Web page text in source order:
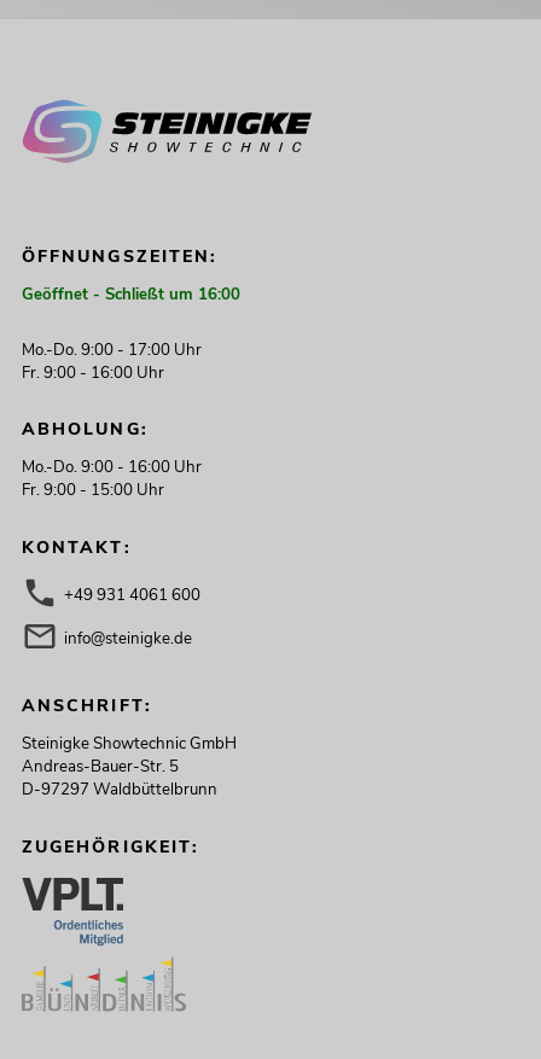
ÖFFNUNGSZEITEN:
Geöffnet - Schließt um 16:00
Mo.-Do. 9:00 - 17:00 Uhr
Fr. 9:00 - 16:00 Uhr
ABHOLUNG:
Mo.-Do. 9:00 - 16:00 Uhr
Fr. 9:00 - 15:00 Uhr
KONTAKT:
+49 931 4061 600
info@steinigke.de
ANSCHRIFT:
Steinigke Showtechnic GmbH
Andreas-Bauer-Str. 5
D-97297 Waldbüttelbrunn
ZUGEHÖRIGKEIT: